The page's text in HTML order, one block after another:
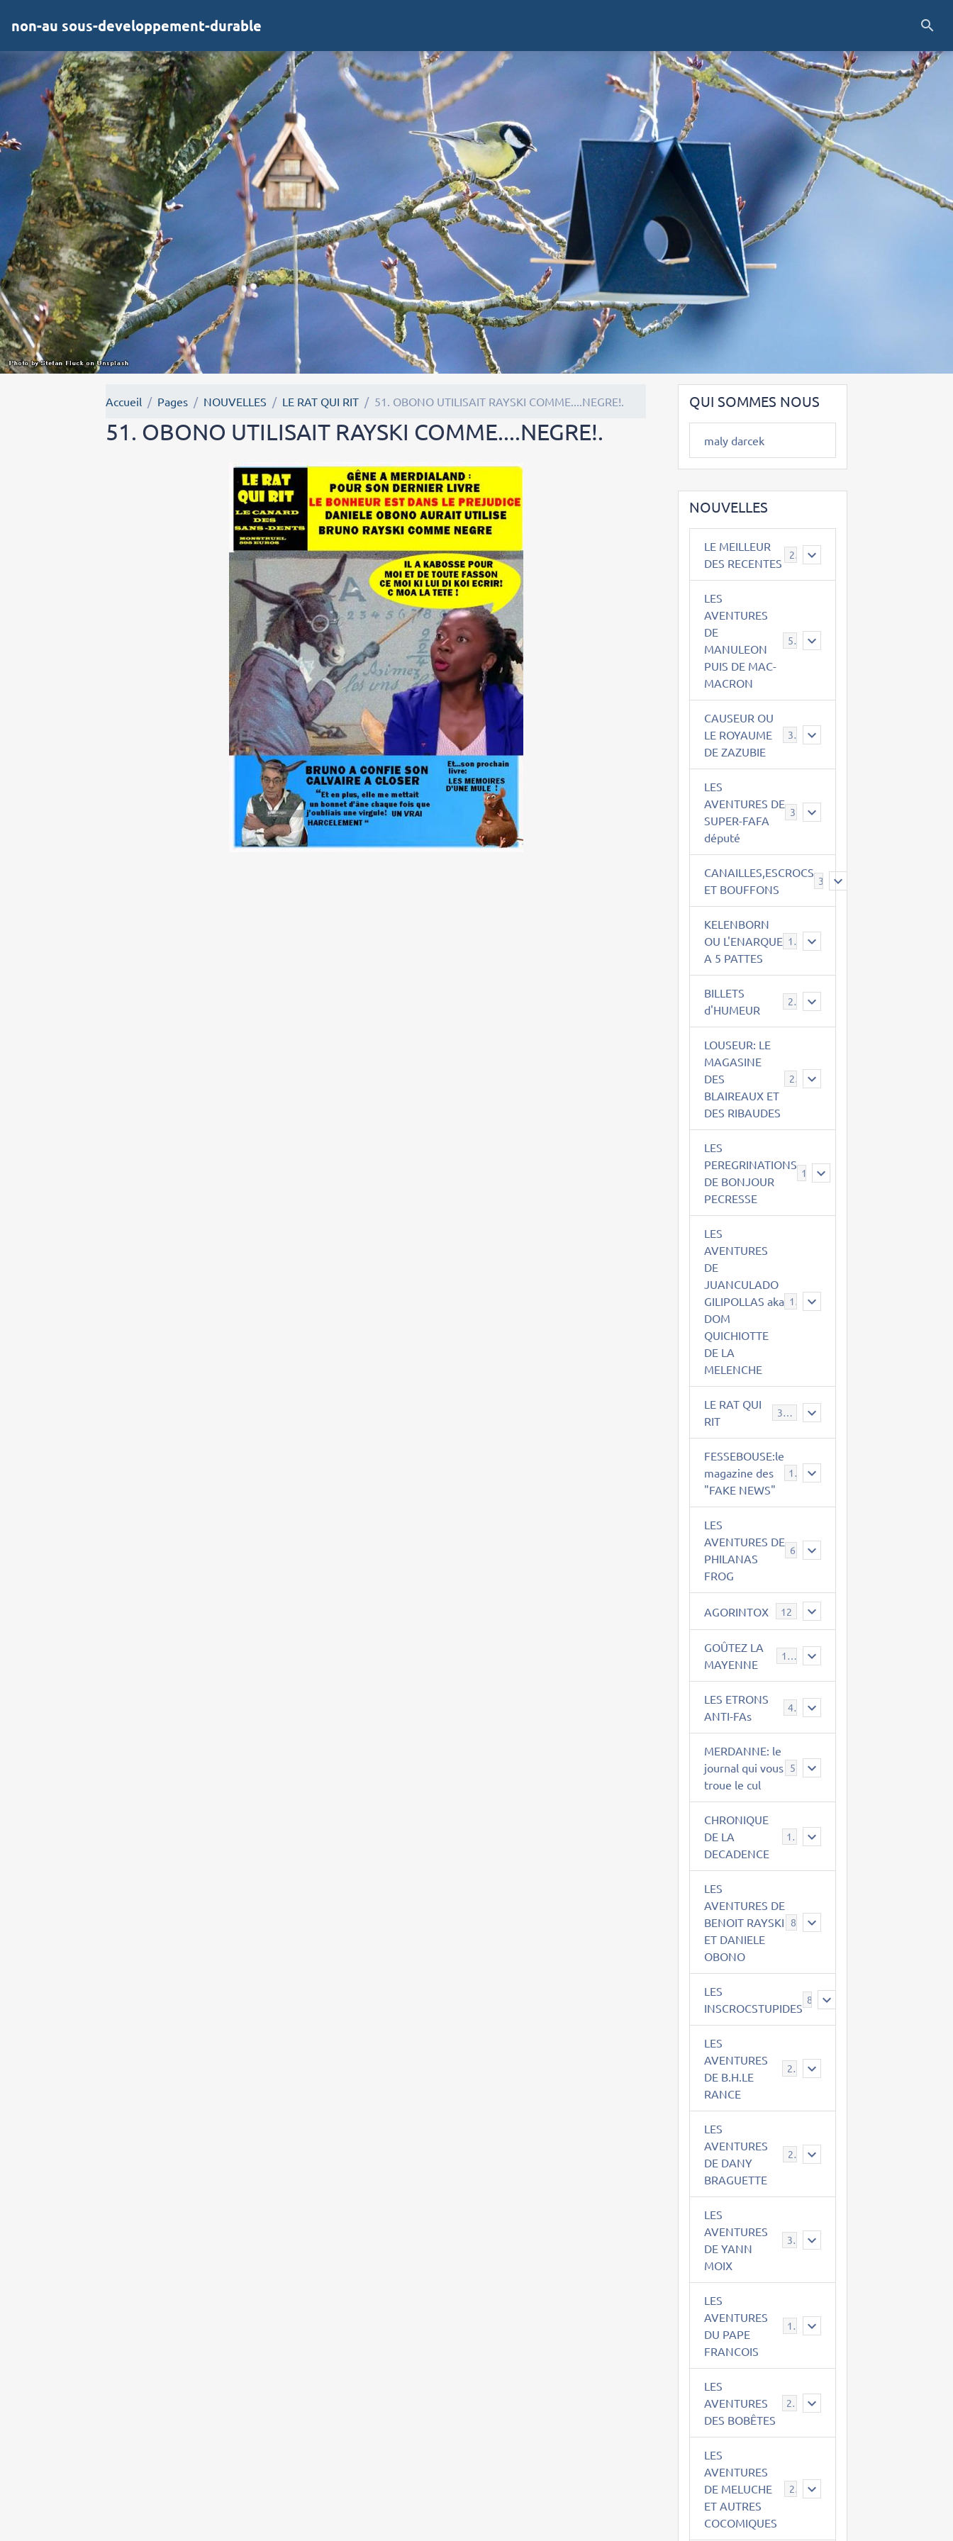
non-au sous-developpement-durable
Accueil Pages NOUVELLES LE RAT QUI RIT 51. OBONO UTILISAIT RAYSKI COMME....NEGRE!.
51. OBONO UTILISAIT RAYSKI COMME....NEGRE!.
QUI SOMMES NOUS
maly darcek
NOUVELLES
LE MEILLEUR
DES RECENTES
2
LES
AVENTURES
DE
MANULEON
PUIS DE MAC-
MACRON
543
CAUSEUR OU
LE ROYAUME
DE ZAZUBIE
38
LES
AVENTURES DE
SUPER-FAFA
député
CANAILLES,ESCROCS
ET BOUFFONS
385
KELENBORN
OU L'ENARQUE
A 5 PATTES
14
BILLETS
d'HUMEUR
2
LOUSEUR: LE
MAGASINE
DES
BLAIREAUX ET
DES RIBAUDES
21
LES
PEREGRINATIONS
DE BONJOUR
PECRESSE
14
LES
AVENTURES
DE
JUANCULADO
GILIPOLLAS aka
DOM
QUICHIOTTE
DE LA
MELENCHE
119
LE RAT QUI
RIT
395
FESSEBOUSE:le
magazine des
"FAKE NEWS"
19
LES
AVENTURES DE
PHILANAS
FROG
AGORINTOX 12
GOÛTEZ LA
MAYENNE
189
LES ETRONS
ANTI-FAs
4
MERDANNE: le
journal qui vous
troue le cul
CHRONIQUE
DE LA
DECADENCE
12
LES
AVENTURES DE
BENOIT RAYSKI
ET DANIELE
OBONO
LES
INSCROCSTUPIDES
8
LES
AVENTURES
DE B.H.LE
RANCE
21
LES
AVENTURES
DE DANY
BRAGUETTE
29
LES
AVENTURES
DE YANN
MOIX
39
LES
AVENTURES
DU PAPE
FRANCOIS
15
LES
AVENTURES
DES BOBÊTES
23
LES
AVENTURES
DE MELUCHE
ET AUTRES
COCOMIQUES
22